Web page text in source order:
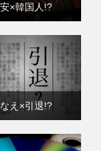
×韓国人!?
え×引退!?